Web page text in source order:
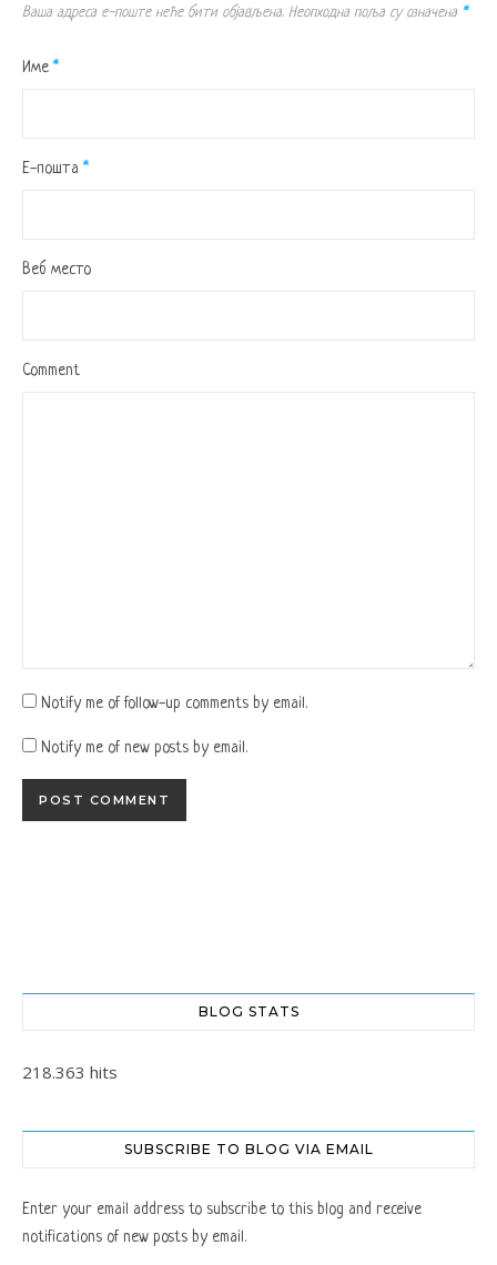
Ваша адреса е-поште неће бити објављена. Неопходна поља су означена *
Име *
Е-пошта *
Веб место
Comment
Notify me of follow-up comments by email.
Notify me of new posts by email.
BLOG STATS
218.363 hits
SUBSCRIBE TO BLOG VIA EMAIL
Enter your email address to subscribe to this blog and receive
notifications of new posts by email.